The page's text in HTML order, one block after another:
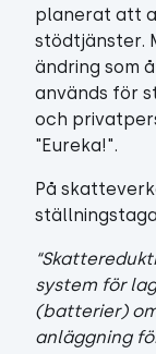
planerat att
stödtjänster.
ändring som
används för
och
"Eureka!".
På
system för
(batterier)
anläggning